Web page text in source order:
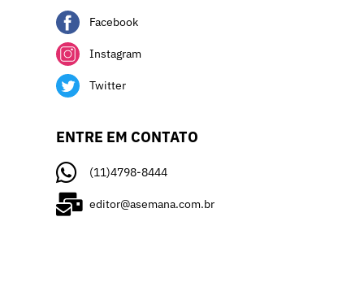
Facebook
Instagram
Twitter
ENTRE EM CONTATO
(11)4798-8444
editor@asemana.com.br